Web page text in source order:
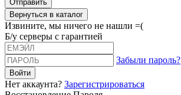
Вернуться в каталог
Извините, мы ничего не нашли =(
Б/у серверы с гарантией
Забыли пароль?
Нет аккаунта? Зарегистрироваться